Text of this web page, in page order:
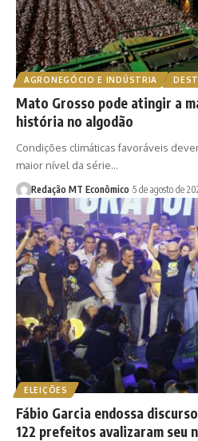
AGRONEGÓCIO E INDÚSTRIA
Mato Grosso pode atingir a
história no algodão
Condições climáticas favoráveis
maior nível da série…
Redação MT Econômico 5 de agosto de
ELEIÇÕES
Fábio Garcia endossa
122 prefeitos avalizaram seu